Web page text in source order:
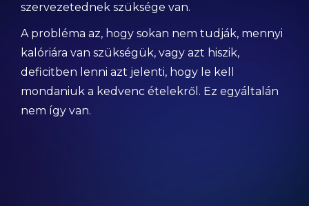
szervezetednek szüksége van.
A probléma az, hogy sokan nem tudják, mennyi
kalóriára van szükségük, vagy azt hiszik,
deficitben lenni azt jelenti, hogy le kell
mondaniuk a kedvenc ételekről. Ez egyáltalán
nem így van.